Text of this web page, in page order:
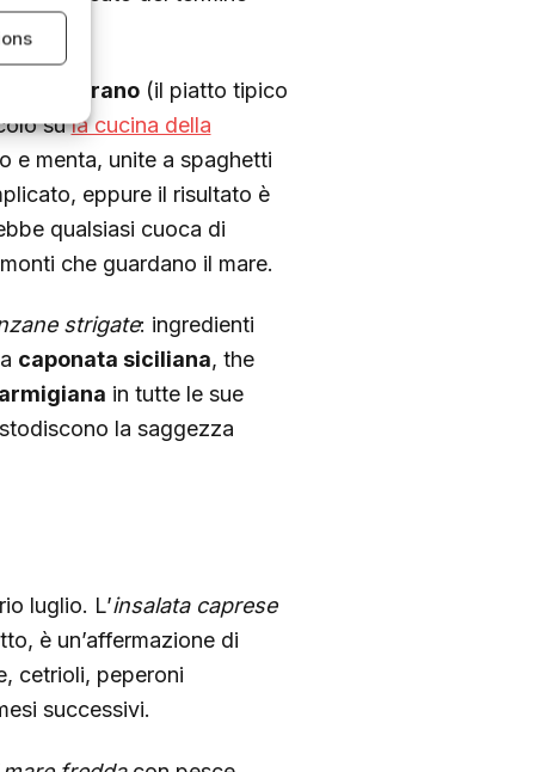
alla nerano(il piatto tipico
sula cucina della
e menta, unite a spaghetti
eppure il risultato è
qualsiasi cuoca di
che guardano il mare.
strigate: ingredienti
caponata siciliana, the
in tutte le sue
la saggezza
luglio. L’insalata caprese
è un’affermazione di
cetrioli, peperoni
successivi.